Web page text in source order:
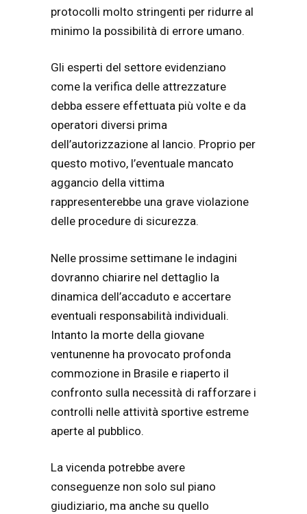
protocolli molto stringenti per ridurre al
minimo la possibilità di errore umano.
Gli esperti del settore evidenziano
come la verifica delle attrezzature
debba essere effettuata più volte e da
operatori diversi prima
dell’autorizzazione al lancio. Proprio per
questo motivo, l’eventuale mancato
aggancio della vittima
rappresenterebbe una grave violazione
delle procedure di sicurezza.
Nelle prossime settimane le indagini
dovranno chiarire nel dettaglio la
dinamica dell’accaduto e accertare
eventuali responsabilità individuali.
Intanto la morte della giovane
ventunenne ha provocato profonda
commozione in Brasile e riaperto il
confronto sulla necessità di rafforzare i
controlli nelle attività sportive estreme
aperte al pubblico.
La vicenda potrebbe avere
conseguenze non solo sul piano
giudiziario, ma anche su quello